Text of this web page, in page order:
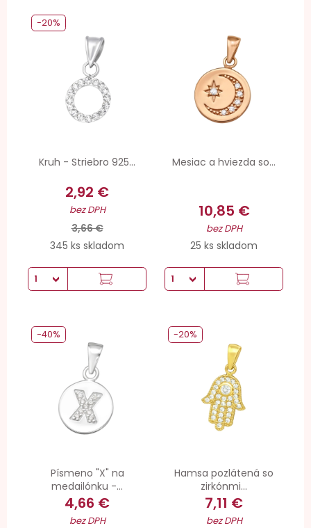
Kruh - Striebro 925...
2,92 €
bez DPH
3,66 €
345 ks skladom
-20%
Mesiac a hviezda so...
10,85 €
bez DPH
25 ks skladom
Písmeno "X" na
medailónku -...
4,66 €
bez DPH
-40%
Hamsa pozlátená so
zirkónmi...
7,11 €
bez DPH
-20%